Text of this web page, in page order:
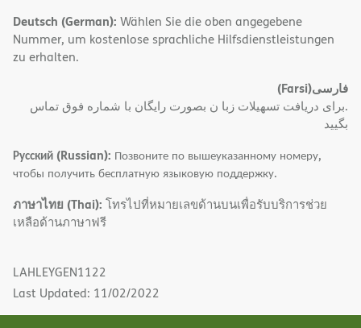
Deutsch (German): Wählen Sie die oben angegebene
Nummer, um kostenlose sprachliche Hilfsdienstleistungen
zu erhalten.
فارسی(Farsi)
.برای دریافت تسهیلات زبا ن بصورت رایگان با شماره فوق تماس
بگیید
Русский (Russian): Позвоните по вышеуказанному номеру,
чтобы получить бесплатную языковую поддержку.
ภาษาไทย (Thai): โทรไปที่หมายเลขด้านบนเพื่อรับบริการช่วย
เหลือด้านภาษาฟรี
LAHLEYGEN1122
Last Updated: 11/02/2022